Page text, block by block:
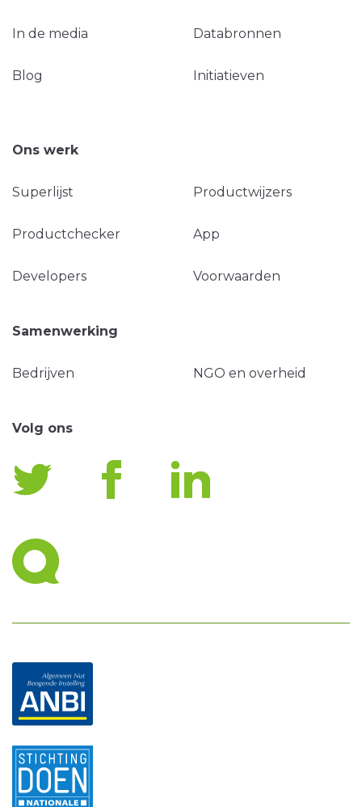
In de media Databronnen
Blog Initiatieven
Ons werk
Superlijst Productwijzers
Productchecker App
Developers Voorwaarden
Samenwerking
Bedrijven NGO en overheid
Volg ons